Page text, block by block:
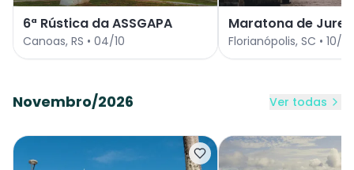
6ª Rústica da ASSGAPA
Canoas, RS • 04/10
Maratona de
Hospital SOS
Florianópolis, SC • 10/10
Novembro/2026 Ver todas